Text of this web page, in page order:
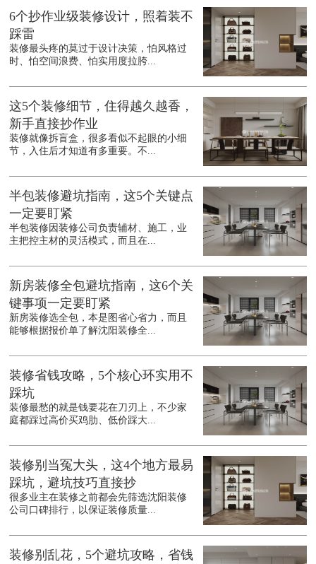
6个抄作业级装修设计，照着装不
踩雷
装修最头疼的莫过于设计决策，怕风格过
时、怕空间浪费、怕实用度拉胯...
这5个装修细节，住得越久越香，
新手直接抄作业
装修就像拆盲盒，很多看似不起眼的小细
节，入住后才知道有多重要。不...
半包装修避坑指南，这5个关键点
一定要盯紧
半包装修因装修公司负责辅材、施工，业
主把控主材的灵活模式，而且在...
新房装修全包避坑指南，这6个关
键事项一定要盯紧
新房装修选全包，本是图省心省力，而且
能够根据报价单了解沈阳装修全...
装修省钱攻略，5个核心环实用不
踩坑
装修最愁的就是钱要花在刀刃上，不少家
庭都踩过高价买鸡肋、低价踩大...
装修别当冤大头，这4个地方最易
踩坑，避坑技巧直接抄
很多业主在装修之前都会先筛选沈阳装修
公司口碑排行，以保证装修质量...
装修别乱花，5个避坑攻略，省钱